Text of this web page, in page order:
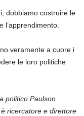
dobbiamo costruire le
l’apprendimento.
veramente a cuore i
le loro politiche
politico Paulson
è ricercatore e direttore